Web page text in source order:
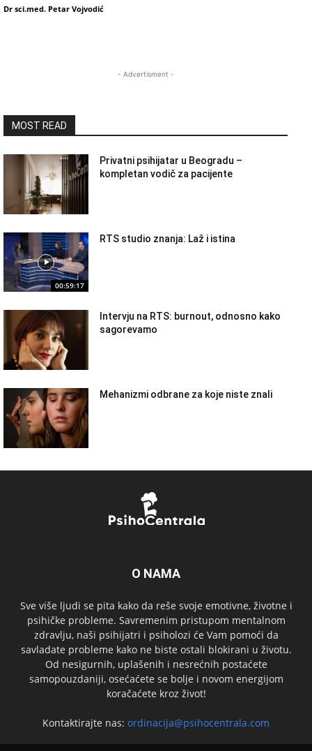
Dr sci.med. Petar Vojvodić
- Advertisment -
MOST READ
Privatni psihijatar u Beogradu –
kompletan vodič za pacijente
00:59:17
RTS studio znanja: Laž i istina
Intervju na RTS: burnout, odnosno kako
sagorevamo
Mehanizmi odbrane za koje niste znali
O NAMA
Sve više ljudi se pita kako da reše svoje emotivne, životne i
psihičke probleme. Savremenim pristupom mentalnom
zdravlju, naši psihijatri i psiholozi će Vam pomoći da
savladate probleme kako ne biste ostali blokirani u životu.
Od nesigurnih, uplašenih i nesrećnih postaćete
samopouzdaniji, osećaćete se bolje i novom energijom
koračaćete kroz život!
Kontaktirajte nas: ordinacija@psihocentrala.com